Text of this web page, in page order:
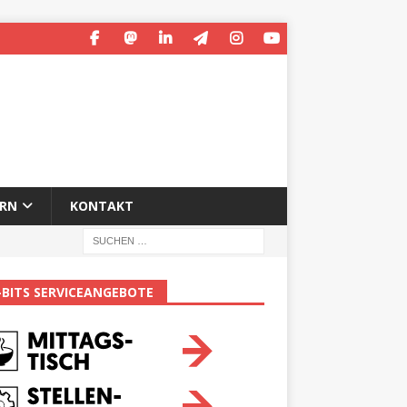
KONTAKT
SERVICEANGEBOTE